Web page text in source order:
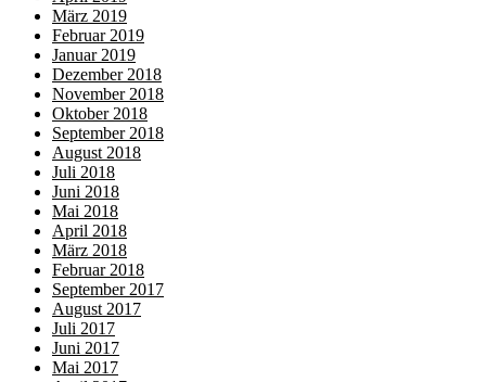
März 2019
Februar 2019
Januar 2019
Dezember 2018
November 2018
Oktober 2018
September 2018
August 2018
Juli 2018
Juni 2018
Mai 2018
April 2018
März 2018
Februar 2018
September 2017
August 2017
Juli 2017
Juni 2017
Mai 2017